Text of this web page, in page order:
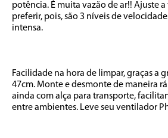
potência. É muita vazão de ar!! Ajuste
preferir, pois, são 3 níveis de
intensa.
Facilidade na hora de limpar, graças a
47cm. Monte e desmonte de maneira
ainda com alça para transporte,
entre ambientes. Leve seu ventilador